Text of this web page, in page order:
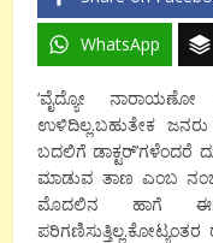
WhatsApp
‘ವೈದ್ಯೋ
ಉಳಿದಿಲ್ಲ.ಬಹುತೇಕ ಜನರು
ಬದಲಿಗೆ ಡಾಕ್ಟರ್’ಗಳೆಂದರೆ
ಮಾಡುವ ತಾಣ ಎಂಬ
ಮೊದಲಿನ ಹಾಗೆ ಈಗ